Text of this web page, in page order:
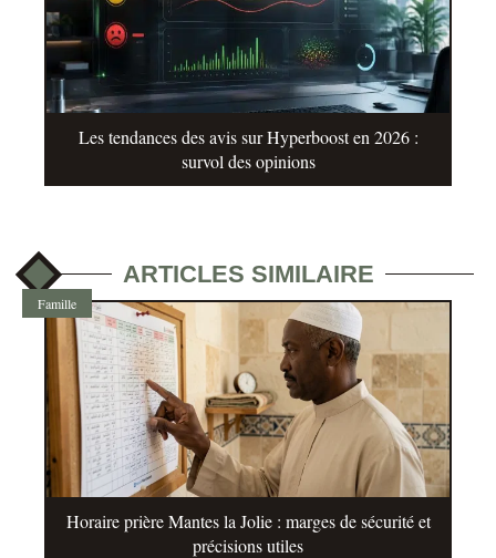
Les tendances des avis sur Hyperboost en 2026 :
survol des opinions
ARTICLES SIMILAIRE
Famille
Horaire prière Mantes la Jolie : marges de sécurité et
précisions utiles